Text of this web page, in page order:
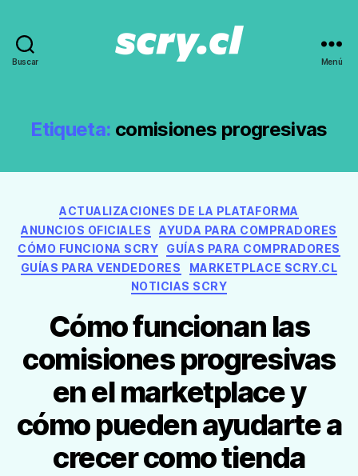
Buscar
recomendaciones
de
Menú
Etiqueta: comisiones progresivas
Categorías
ACTUALIZACIONES DE LA PLATAFORMA
ANUNCIOS OFICIALES
AYUDA PARA COMPRADORES
CÓMO FUNCIONA SCRY
GUÍAS PARA COMPRADORES
GUÍAS PARA VENDEDORES
MARKETPLACE SCRY.CL
NOTICIAS SCRY
Cómo funcionan las
comisiones progresivas
en el marketplace y
cómo pueden ayudarte a
crecer como tienda